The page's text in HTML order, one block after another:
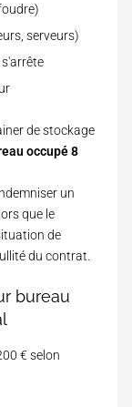
serveurs)
de stockage
occupé 8
un
que le
de
du contrat.
bureau
€ selon